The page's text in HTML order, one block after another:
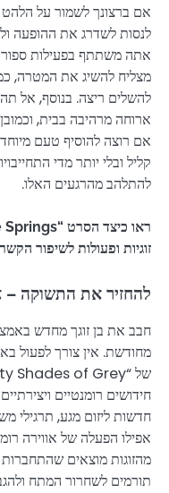
אם ברצונך לשמור על הלהט
לנסות לשדרג את ההופעה
אתה משתתף בפעילות
מצליח להשיג את המטרה,
להשלים ריצה. בנוסף, אל
ארוחה מרהיבה בבית,
אם רוצה להוסיף טעם
קליל ובלי יותר מדי
להתלהב מהרגעים האלו.
זוגיות ופעולות לשיפור
להחזיר את התשוקה –
חבב את בן זוגך מחדש
מחודשת. אין צורך לפעול
חידושים רומנטיים
חדשות ליזום מגע, תרגילי
אפילו הפעלה של אווירה
מהזוגות מוצאים
תורמים לשחרור המתח